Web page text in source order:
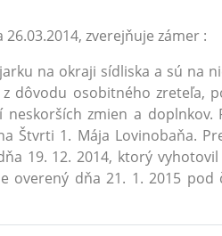
zverejňuje zámer :
na okraji sídliska a sú na
dôvodu osobitného zreteľa,
zmien a doplnkov.
Štvrti 1. Mája Lovinobaňa.
19. 12. 2014, ktorý vyhotovil
overený dňa 21. 1. 2015 pod